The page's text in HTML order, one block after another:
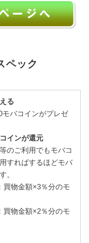
ペック
る
モバコインがプレゼ
インが還元
のご利用でもモバコ
すればするほどモバ
。
買物金額×3％分のモ
買物金額×2％分のモ